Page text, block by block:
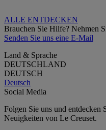
ALLE ENTDECKEN
Brauchen Sie Hilfe? Nehmen
Senden Sie uns eine E-Mail
Land & Sprache
DEUTSCHLAND
DEUTSCH
Deutsch
Social Media
Folgen Sie uns und entdecken
Neuigkeiten von Le Creuset.